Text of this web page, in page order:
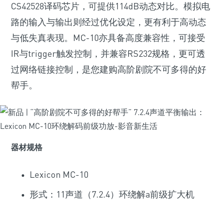
CS42528译码芯片，可提供114dB动态对比。模拟电
路的输入与输出则经过优化设定，更有利于高动态
与低失真表现。MC-10亦具备高度兼容性，可接受
IR与trigger触发控制，并兼容RS232规格，更可透
过网络链接控制，是您建购高阶剧院不可多得的好
帮手。
器材规格
Lexicon MC-10
形式：11声道（7.2.4）环绕解a前级扩大机